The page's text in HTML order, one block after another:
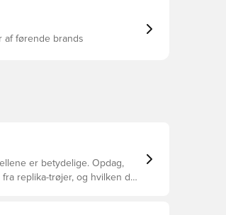
af førende brands
er betydelige. Opdag,
replika-trøjer, og hvilken der